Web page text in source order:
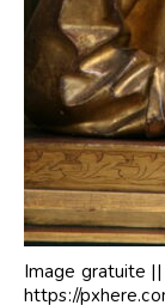
Image gratuite
https://